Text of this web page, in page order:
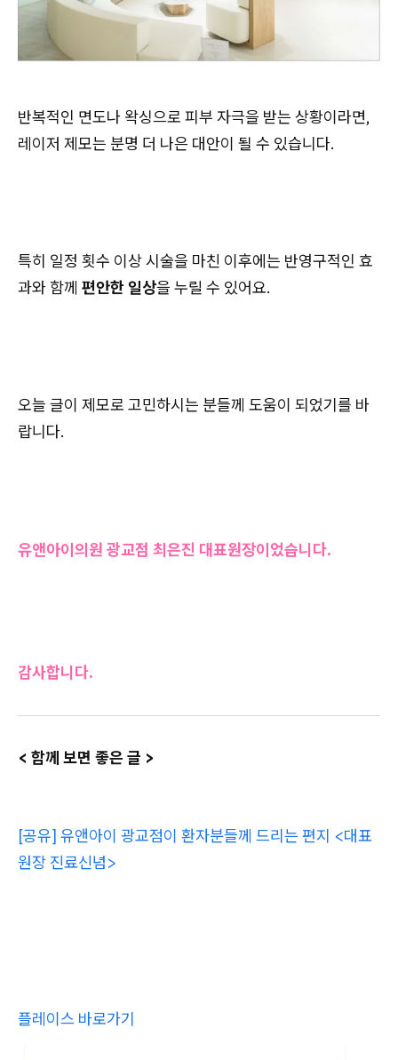
반복적인 면도나 왁싱으로 피부 자극을 받는 상황이라면,
레이저 제모는 분명 더 나은 대안이 될 수 있습니다.
특히 일정 횟수 이상 시술을 마친 이후에는 반영구적인 효
과와 함께 편안한 일상을 누릴 수 있어요.
오늘 글이 제모로 고민하시는 분들께 도움이 되었기를 바
랍니다.
유앤아이의원 광교점 최은진 대표원장이었습니다.
감사합니다.
< 함께 보면 좋은 글 >
[공유] 유앤아이 광교점이 환자분들께 드리는 편지 <대표
원장 진료신념>
플레이스 바로가기